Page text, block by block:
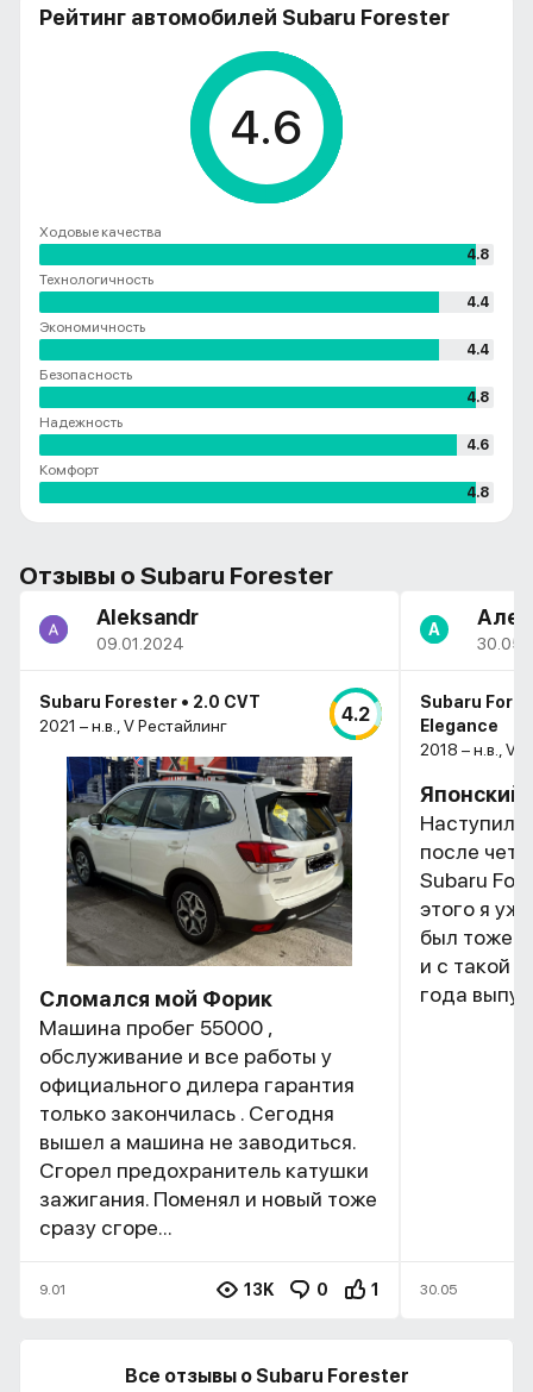
Рейтинг автомобилей Subaru Forester
4.6
Ходовые качества
4.8
Технологичность
4.4
Экономичность
4.4
Безопасность
4.8
Надежность
4.6
Комфорт
4.8
Отзывы о Subaru Forester
Aleksandr
09.01.2024
Subaru Forester • 2.0 CVT
2021 – н.в., V Рестайлинг
4.2
Сломался мой Форик
Машина пробег 55000 ,
обслуживание и все работы у
официального дилера гарантия
только закончилась . Сегодня
вышел а машина не заводиться.
Сгорел предохранитель катушки
зажигания. Поменял и новый тоже
сразу сгоре...
9.01 13K 0 1
А
Subaru
Elegance
2018 – н.в., V
Японский
Наступило
после
Subaru
этого я
был тоже
и с такой
года
30.05
Все отзывы о Subaru Forester